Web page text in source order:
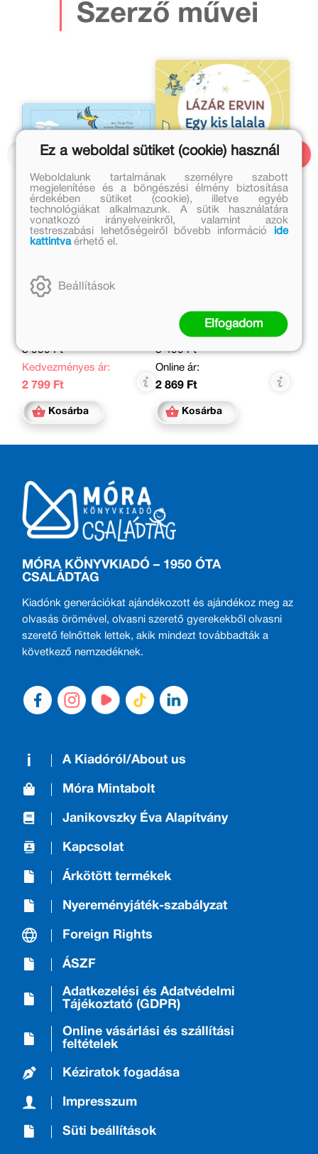
Szerző művei
Barangoló a
Dunakanyarban
3 999 Ft
Kedvezményes ár:
2 799 Ft
Kosárba
Eredeti ár:
3 499 Ft
Online ár:
2 869 Ft
Kosárba
MÓRA KÖNYVKIADÓ – 1950 ÓTA
CSALÁDTAG
Kiadónk generációkat ajándékozott és ajándékoz meg az
olvasás örömével, olvasni szerető gyerekekből olvasni
szerető felnőttek lettek, akik mindezt továbbadták a
következő nemzedéknek.
A Kiadóról/About us
Móra Mintabolt
Janikovszky Éva Alapítvány
Kapcsolat
Árkötött termékek
Nyereményjáték-szabályzat
Foreign Rights
ÁSZF
Adatkezelési és Adatvédelmi
Tájékoztató (GDPR)
Online vásárlási és szállítási
feltételek
Kéziratok fogadása
Impresszum
Süti beállítások
Ez a weboldal sütiket (cookie) használ
Weboldalunk tartalmának személyre szabott
megjelenítése és a böngészési élmény biztosítása
érdekében sütiket (cookie), illetve egyéb
technológiákat alkalmazunk. A sütik használatára
vonatkozó irányelveinkről, valamint azok
testreszabási lehetőségeiről bővebb információ
ide
kattintvaérhető el.
Beállítások
Elfogadom